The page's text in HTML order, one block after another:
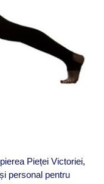
Pieței Victoriei,
personal pentru